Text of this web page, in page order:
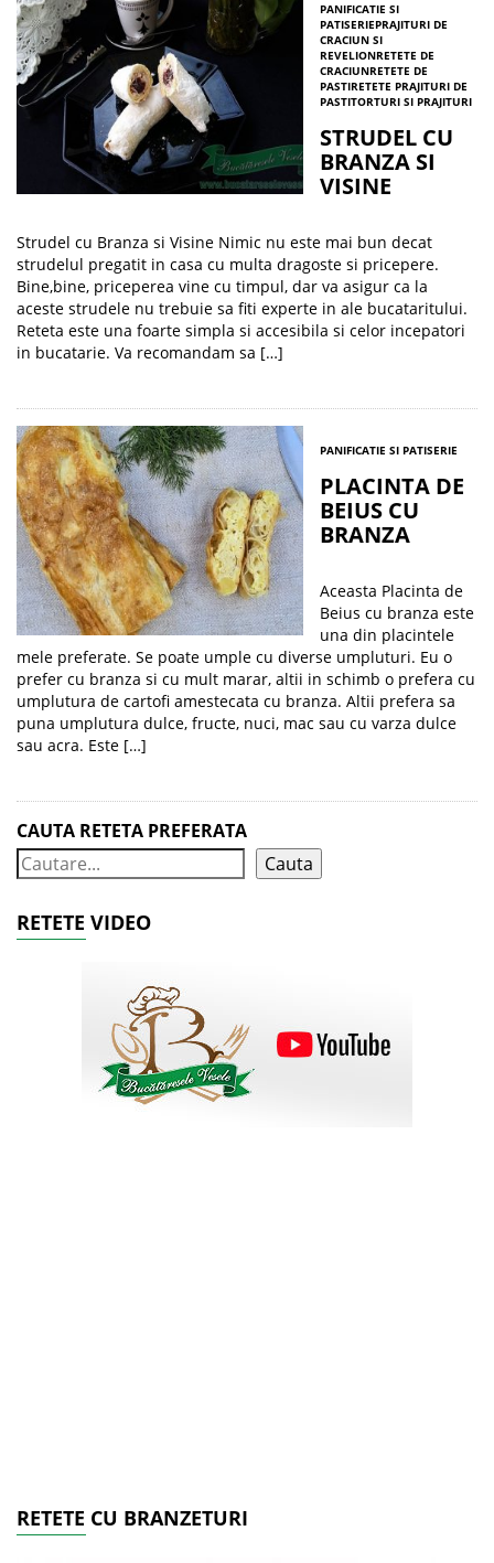
PANIFICATIE SI
PATISERIEPRAJITURI DE
CRACIUN SI
REVELIONRETETE DE
CRACIUNRETETE DE
PASTIRETETE PRAJITURI DE
PASTITORTURI SI PRAJITURI
STRUDEL CU
BRANZA SI
VISINE
Strudel cu Branza si Visine Nimic nu este mai bun decat
strudelul pregatit in casa cu multa dragoste si pricepere.
Bine,bine, priceperea vine cu timpul, dar va asigur ca la
aceste strudele nu trebuie sa fiti experte in ale bucataritului.
Reteta este una foarte simpla si accesibila si celor incepatori
in bucatarie. Va recomandam sa […]
PANIFICATIE SI PATISERIE
PLACINTA DE
BEIUS CU
BRANZA
Aceasta Placinta de
Beius cu branza este
una din placintele
mele preferate. Se poate umple cu diverse umpluturi. Eu o
prefer cu branza si cu mult marar, altii in schimb o prefera cu
umplutura de cartofi amestecata cu branza. Altii prefera sa
puna umplutura dulce, fructe, nuci, mac sau cu varza dulce
sau acra. Este […]
CAUTA RETETA PREFERATA
Cauta
RETETE VIDEO
RETETE CU BRANZETURI